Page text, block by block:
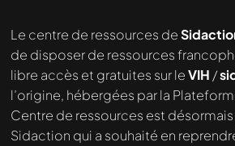
demandé....
Le centre de ressources de
de disposer de ressources
libre accès et gratuites sur leVIH /
l’origine, hébergées par la
Centre de ressources est
Sidaction qui a souhaité en